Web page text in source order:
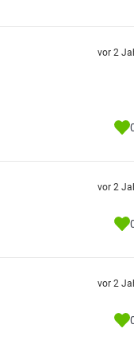
vor 2
vor 2
vor 2